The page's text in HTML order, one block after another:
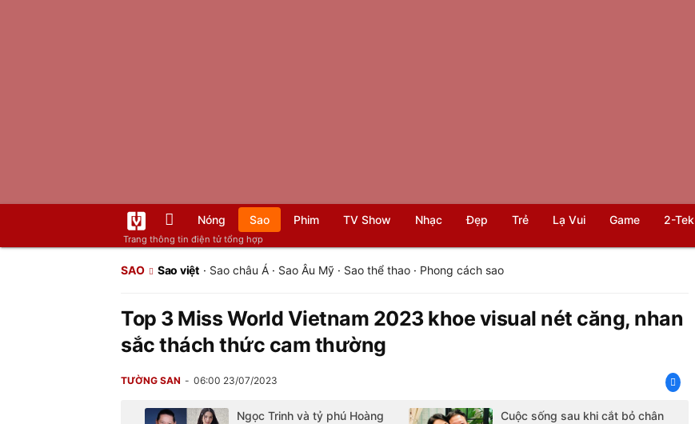
Trang thông tin điện tử tổng hợp
Nóng Sao Phim TV Show Nhạc Đẹp Trẻ Lạ Vui Game 2-Tek
SAO Sao việt · Sao châu Á· Sao Âu Mỹ· Sao thể thao· Phong cách sao
Top 3 Miss World Vietnam 2023 khoe visual nét căng, nhan
sắc thách thức cam thường
TƯỜNG SAN 06:00 23/07/2023
Ngọc Trinh và tỷ phú Hoàng
Cuộc sống sau khi cắt bỏ chân